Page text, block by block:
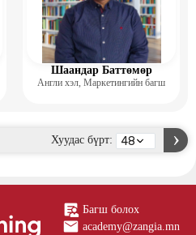
Шаандар Баттөмөр
Англи хэл, Маркетингийн багш
Хуудас бүрт:
Багш болох
academy@zangia.mn